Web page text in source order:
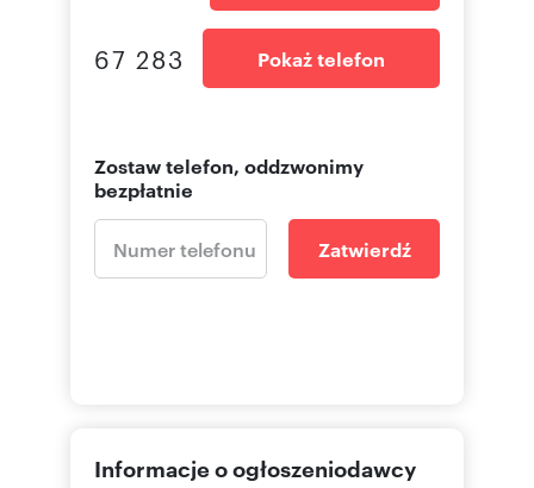
67 283 Pokaż telefon
Zostaw telefon, oddzwonimy
bezpłatnie
Zatwierdź
Informacje o ogłoszeniodawcy